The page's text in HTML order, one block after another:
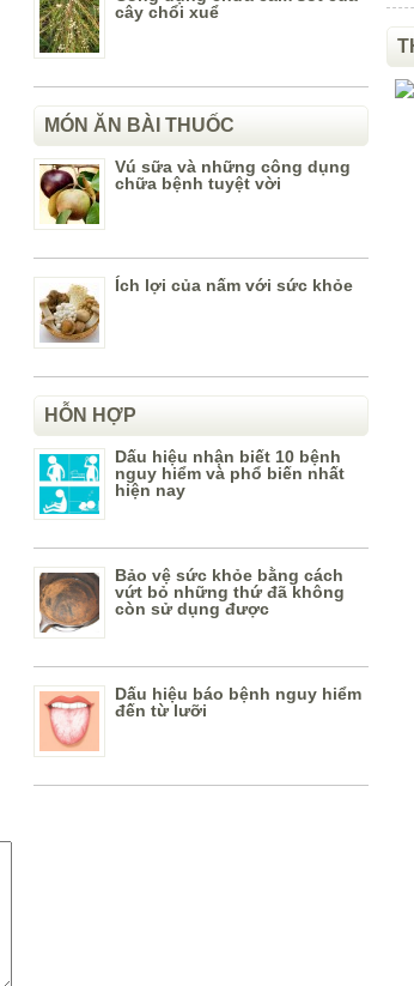
cây chổi xuể
MÓN ĂN BÀI THUỐC
Vú sữa và những công dụng
chữa bệnh tuyệt vời
Ích lợi của nấm với sức khỏe
HỖN HỢP
Dấu hiệu nhận biết 10 bệnh
nguy hiểm và phổ biến nhất
hiện nay
Bảo vệ sức khỏe bằng cách
vứt bỏ những thứ đã không
còn sử dụng được
Dấu hiệu báo bệnh nguy hiểm
đến từ lưỡi